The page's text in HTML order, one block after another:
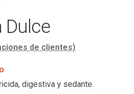
Dulce
de clientes)
digestiva y sedante.